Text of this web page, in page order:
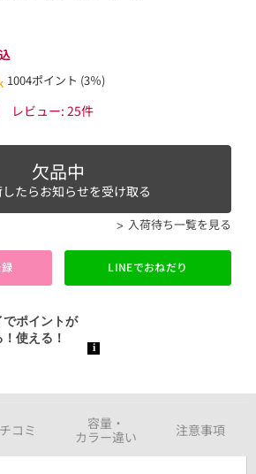
1004ポイント (3％)
レビュー: 25件
欠品中
たらお知らせを受け取る
入荷待ち一覧を見る
LINEでおねだり
コミ
容量・
カラー違い
注意事項